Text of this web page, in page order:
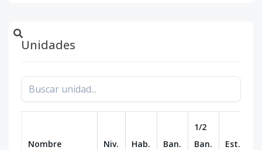
Unidades
Nombre Niv. Hab. Ban.
1/2
Ban.
Est.